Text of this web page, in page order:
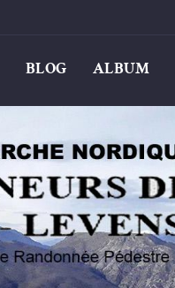
BLOG ALBUM